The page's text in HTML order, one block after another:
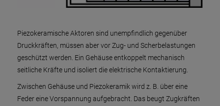
Piezokeramische Aktoren sind unempfindlich gegenüber
Druckkräften, müssen aber vor Zug- und Scherbelastungen
geschützt werden. Ein Gehäuse entkoppelt mechanisch
seitliche Kräfte und isoliert die elektrische Kontaktierung.
Zwischen Gehäuse und Piezokeramik wird z. B. über eine
Feder eine Vorspannung aufgebracht. Das beugt Zugkräften